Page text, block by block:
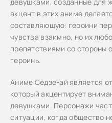
девушками, созданные для
акцент в этих аниме
составляющую: героини
чувства взаимно, но их
препятствиями со стороны
героинь.
Аниме Сёдзё-ай является
который акцентирует
девушками. Персонажи
ситуации, когда общество